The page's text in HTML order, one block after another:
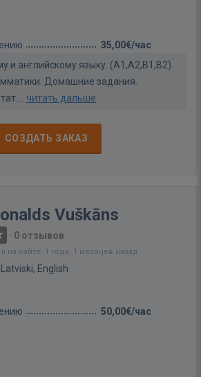
35,00€/час
и английскому языку. (A1,A2,B1,B2).
Домашние задания.
читать дальше
СОЗДАТЬ ЗАКАЗ
Vuškāns
· 0 отзывов
на сайте: 1 года, 1 месяцев назад
Latviski, English
50,00€/час